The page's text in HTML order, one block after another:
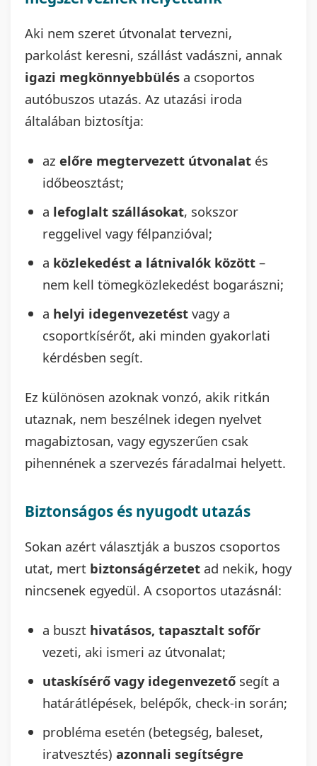
Aki nem szeret útvonalat tervezni,
parkolást keresni, szállást vadászni, annak
igazi megkönnyebbülés a csoportos
autóbuszos utazás. Az utazási iroda
általában biztosítja:
az előre megtervezett útvonalat és
időbeosztást;
a lefoglalt szállásokat, sokszor
reggelivel vagy félpanzióval;
a közlekedést a látnivalók között –
nem kell tömegközlekedést bogarászni;
a helyi idegenvezetést vagy a
csoportkísérőt, aki minden gyakorlati
kérdésben segít.
Ez különösen azoknak vonzó, akik ritkán
utaznak, nem beszélnek idegen nyelvet
magabiztosan, vagy egyszerűen csak
pihennének a szervezés fáradalmai helyett.
Biztonságos és nyugodt utazás
Sokan azért választják a buszos csoportos
utat, mert biztonságérzetet ad nekik, hogy
nincsenek egyedül. A csoportos utazásnál:
a buszt hivatásos, tapasztalt sofőr
vezeti, aki ismeri az útvonalat;
utaskísérő vagy idegenvezető segít a
határátlépések, belépők, check-in során;
probléma esetén (betegség, baleset,
iratvesztés) azonnali segítségre